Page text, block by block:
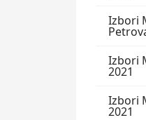
Izbori
Izbori
2021
Izbori
2021